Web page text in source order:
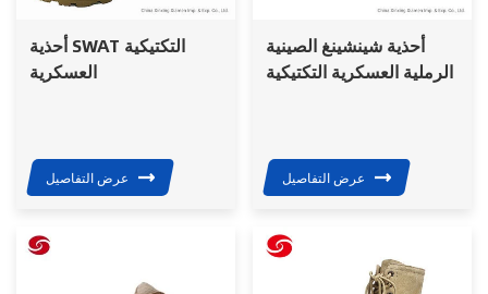
أحذية SWAT التكتيكية
العسكرية
عرض التفاصيل
أحذية شينشينغ الصينية
الرملية العسكرية التكتيكية
عرض التفاصيل